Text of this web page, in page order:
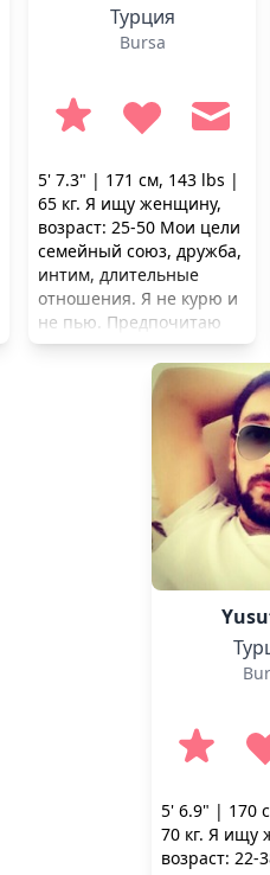
Турция
Bursa
5' 7.3" | 171 см, 143 lbs |
65 кг. Я ищу женщину,
возраст: 25-50 Мои цели
семейный союз, дружба,
интим, длительные
отношения. Я не курю и
не пью. Предпочитаю
здоровый образ жизни.
5' 6.9" | 170
70 кг. Я ищу
возраст: